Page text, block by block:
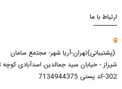
ارتباط با ما
(پشتیبانی)تهران-آریا شهر- مجتمع سامان
302-کد پستی 7134944375